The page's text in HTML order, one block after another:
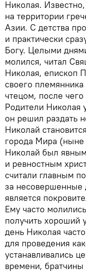
Николая.
на территории
Азии. С детства
и практически
Богу. Целыми
молился, читал
Николая, епископ
своего
чтецом, после
Родители Николая
он решил раздать
Николай
города Мира (ныне
Николай был
и ревностным
считали главным
за несовершенные
является
Ему часто
получить хороший
день Николая
для проведения
устанавливались
времени, братчины